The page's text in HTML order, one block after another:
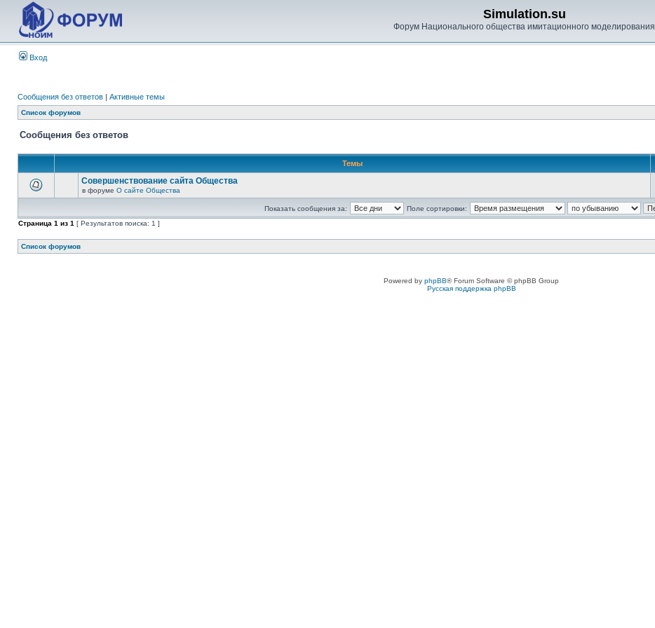
Simulation.su
Форум Национального общества имитационного моделирования
Вход
Сообщения без ответов | Активные темы
Список форумов
Сообщения без ответов
Темы
Совершенствование сайта Общества
в форуме О сайте Общества
Показать сообщения за:
Поле сортировки:
Страница 1 из 1 [ Результатов поиска: 1 ]
Список форумов
Powered by phpBB® Forum Software © phpBB Group
Русская поддержка phpBB